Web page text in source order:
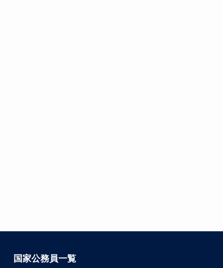
国家公務員一覧